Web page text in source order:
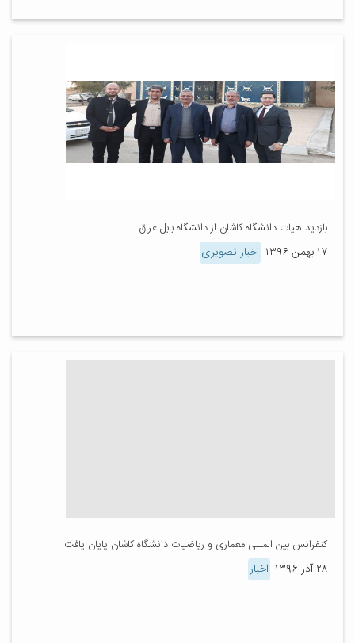
بازدید هیات دانشگاه کاشان از دانشگاه بابل عراق
۱۷ بهمن ۱۳۹۶ اخبار تصویری
کنفرانس بین المللی معماری و ریاضیات دانشگاه کاشان پایان یافت
۲۸ آذر ۱۳۹۶ اخبار